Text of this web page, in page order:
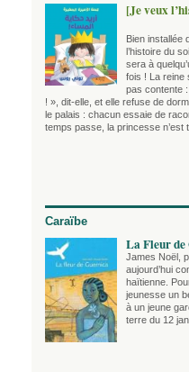
[Je veux
Bien installée
l’histoire du
sera à
fois ! La reine
pas contente :
! », dit-elle, et elle refuse de
le palais : chacun essaie de
temps passe, la princesse
Caraïbe
La Fleur
James Noël,
aujourd’hui
haïtienne.
jeunesse un
à un jeune
terre du 12